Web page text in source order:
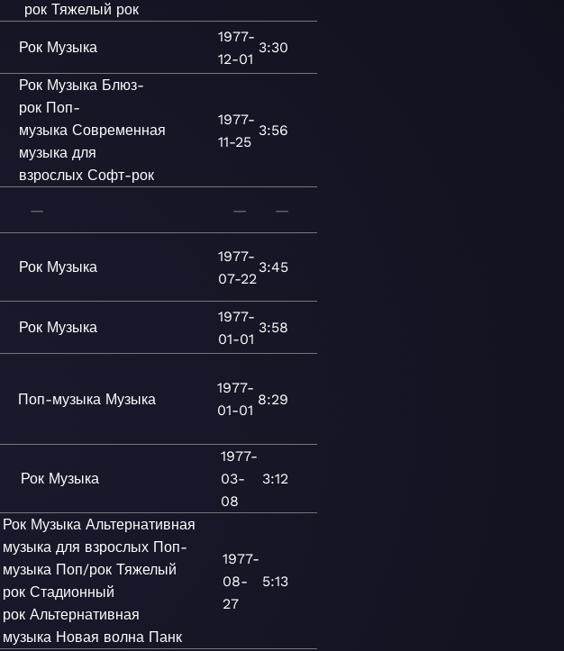
рок Тяжелый рок
Рок Музыка
1977-
12-01
3:30
Рок Музыка Блюз-
рок Поп-
музыка Современная
музыка для
взрослых Софт-рок
1977-
11-25
3:56
— — —
Рок Музыка
1977-
07-22
3:45
Рок Музыка
1977-
01-01
3:58
Поп-музыка Музыка
1977-
01-01
8:29
Рок Музыка
1977-
03-
08
3:12
Рок Музыка Альтернативная
музыка для взрослых Поп-
музыка Поп/рок Тяжелый
рок Стадионный
рок Альтернативная
музыка Новая волна Панк
1977-
08-
27
5:13